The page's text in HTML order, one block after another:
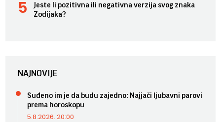
Jeste li pozitivna ili negativna verzija svog znaka
Zodijaka?
NAJNOVIJE
Suđeno im je da budu zajedno: Najjači ljubavni parovi
prema horoskopu
5.8.2026. 20:00